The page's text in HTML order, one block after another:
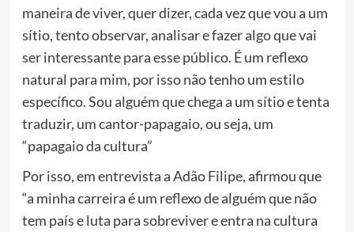
maneira de viver, quer dizer, cada vez que vou a um
sítio, tento observar, analisar e fazer algo que vai
ser interessante para esse público. É um reflexo
natural para mim, por isso não tenho um estilo
específico. Sou alguém que chega a um sítio e tenta
traduzir, um cantor-papagaio, ou seja, um
“papagaio da cultura”
Por isso, em entrevista a Adão Filipe, afirmou que
“a minha carreira é um reflexo de alguém que não
tem país e luta para sobreviver e entra na cultura